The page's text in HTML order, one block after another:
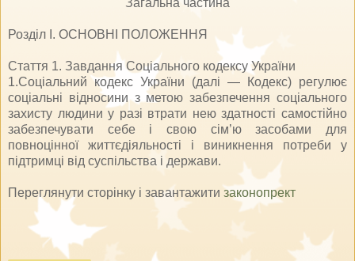
Розділ I. ОСНОВНІ ПОЛОЖЕННЯ
Стаття 1. Завдання Соціального кодексу України
1.Соціальний кодекс України (далі — Кодекс) регулює
соціальні відносини з метою забезпечення соціального
захисту людини у разі втрати нею здатності самостійно
забезпечувати себе і свою сім’ю засобами для
повноцінної життєдіяльності і виникнення потреби у
підтримці від суспільства і держави.
Переглянути сторінку і завантажити законопрект